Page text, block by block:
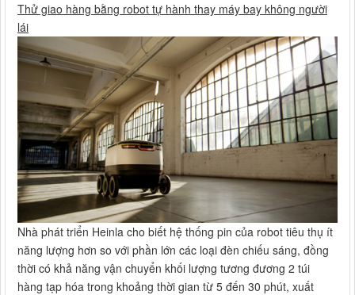
Thử giao hàng bằng robot tự hành thay máy bay không người
lái
Nhà phát triển Heinla cho biết hệ thống pin của robot tiêu thụ ít
năng lượng hơn so với phần lớn các loại đèn chiếu sáng, đồng
thời có khả năng vận chuyển khối lượng tương đương 2 túi
hàng tạp hóa trong khoảng thời gian từ 5 đến 30 phút, xuất